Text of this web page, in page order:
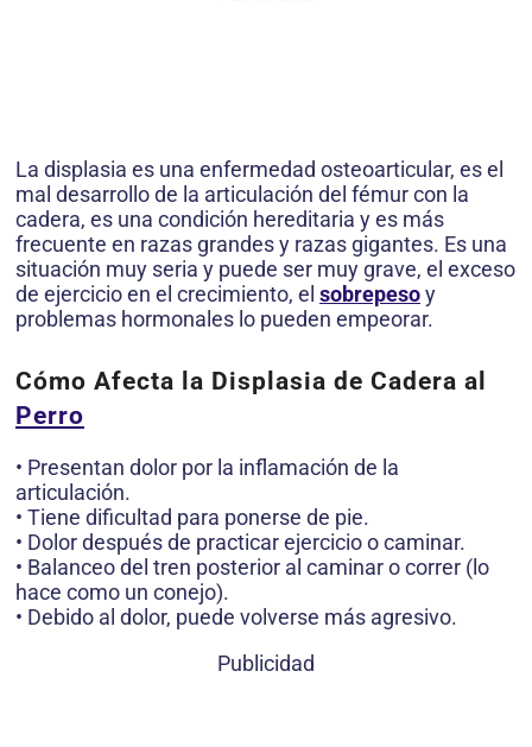
La displasia es una enfermedad osteoarticular, es el
mal desarrollo de la articulación del fémur con la
cadera, es una condición hereditaria y es más
frecuente en razas grandes y razas gigantes. Es una
situación muy seria y puede ser muy grave, el exceso
de ejercicio en el crecimiento, el sobrepesoy
problemas hormonales lo pueden empeorar.
Cómo Afecta la Displasia de Cadera al
Perro
• Presentan dolor por la inflamación de la
articulación.
• Tiene dificultad para ponerse de pie.
• Dolor después de practicar ejercicio o caminar.
• Balanceo del tren posterior al caminar o correr (lo
hace como un conejo).
• Debido al dolor, puede volverse más agresivo.
Publicidad